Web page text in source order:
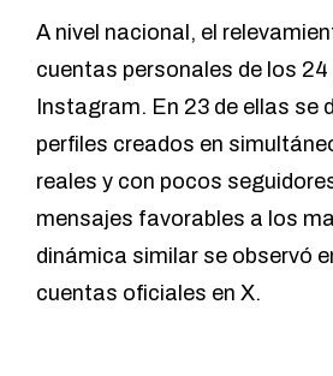
A nivel nacional, el
cuentas personales de los
Instagram. En 23 de ellas se
perfiles creados en
reales y con pocos
mensajes favorables a los
dinámica similar se observó
cuentas oficiales en X.